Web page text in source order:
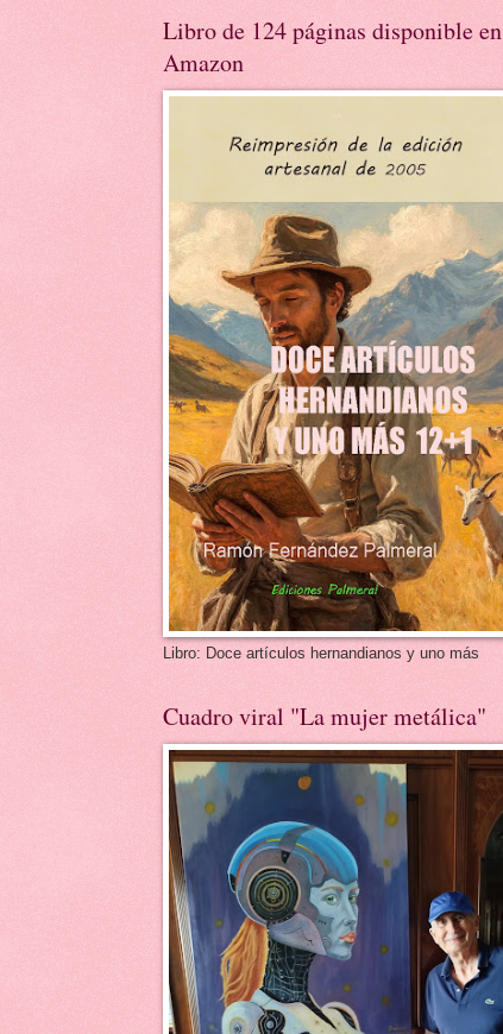
Libro de 124 páginas disponible en
Amazon
Libro: Doce artículos hernandianos y uno más
Cuadro viral "La mujer metálica"